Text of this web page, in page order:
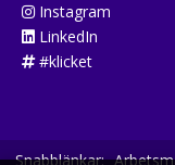
Instagram
LinkedIn
#klicket
Snabblänkar: